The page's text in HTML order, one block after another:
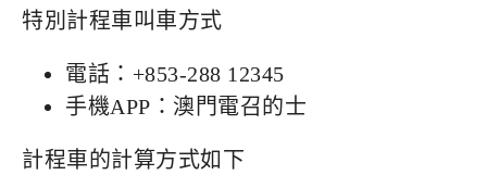
特別計程車叫車方式
電話：+853-288 12345
手機APP：澳門電召的士
計程車的計算方式如下